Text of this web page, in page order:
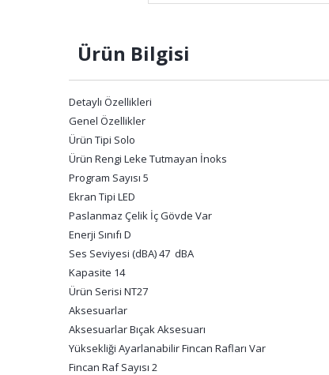
Ürün Bilgisi
Detaylı Özellikleri
Genel Özellikler
Ürün Tipi Solo
Ürün Rengi Leke Tutmayan İnoks
Program Sayısı 5
Ekran Tipi LED
Paslanmaz Çelik İç Gövde Var
Enerji Sınıfı D
Ses Seviyesi (dBA) 47 dBA
Kapasite 14
Ürün Serisi NT27
Aksesuarlar
Aksesuarlar Bıçak Aksesuarı
Yüksekliği Ayarlanabilir Fincan Rafları Var
Fincan Raf Sayısı 2